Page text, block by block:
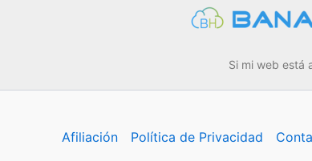
Si mi web está
Afiliación Política de Privacidad